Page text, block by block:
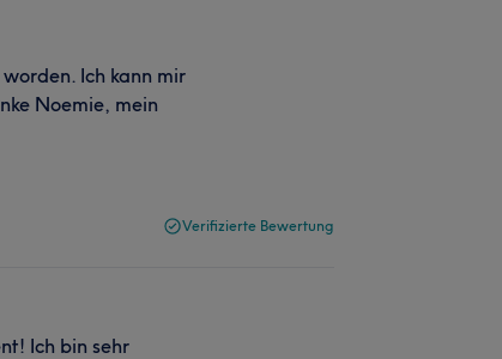
Ich kann mir
Noemie, mein
Verifizierte Bewertung
Ich bin sehr